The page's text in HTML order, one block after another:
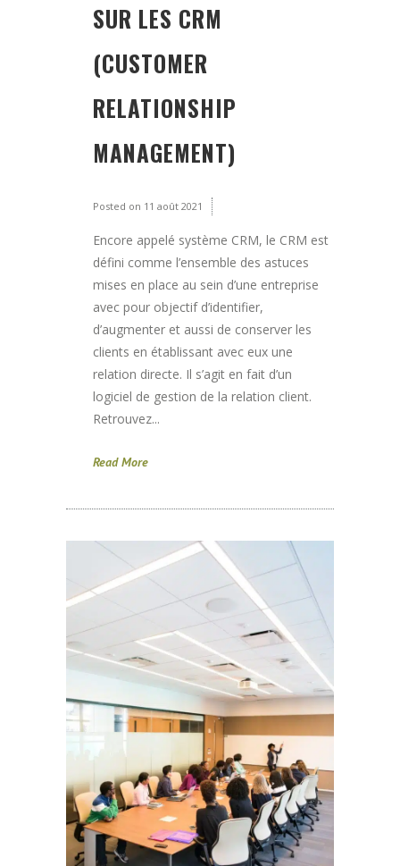
SUR LES CRM
(CUSTOMER
RELATIONSHIP
MANAGEMENT)
Posted on 11 août 2021
Encore appelé système CRM, le CRM est
défini comme l’ensemble des astuces
mises en place au sein d’une entreprise
avec pour objectif d’identifier,
d’augmenter et aussi de conserver les
clients en établissant avec eux une
relation directe. Il s’agit en fait d’un
logiciel de gestion de la relation client.
Retrouvez...
Read More